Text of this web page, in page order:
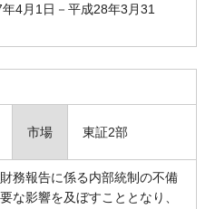
4月1日－平成28年3月31
市場 東証2部
務報告に係る内部統制の不備
な影響を及ぼすこととなり、